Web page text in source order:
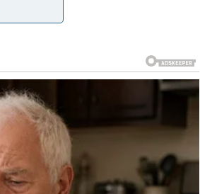
KRENE
da se lomiš
čak i kada ga niko to ne traži, jer je u
emocije i odnose na okupu.